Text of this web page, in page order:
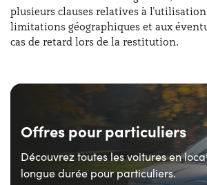
plusieurs clauses relatives à
limitations géographiques et aux
cas de retard lors de la restitution.
Offres pour particuliers
Découvrez toutes les voitures en
longue durée pour particuliers.